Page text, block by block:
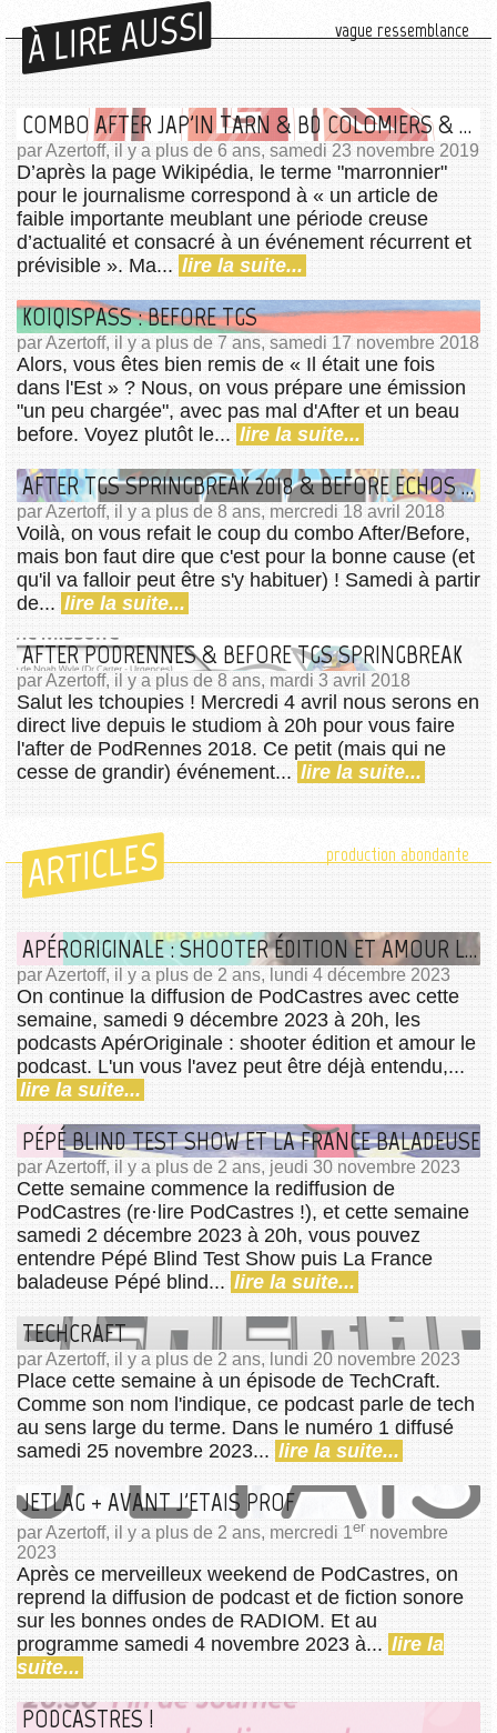
À LIRE AUSSI vague ressemblance
COMBO AFTER JAP'IN TARN & BD COLOMIERS & BEFORE TGS
par Azertoff, il y a plus de 6 ans, samedi 23 novembre 2019
D’après la page Wikipédia, le terme "marronnier"
pour le journalisme correspond à « un article de
faible importante meublant une période creuse
d’actualité et consacré à un événement récurrent et
prévisible ». Ma... lire la suite...
KOIQISPASS : BEFORE TGS
par Azertoff, il y a plus de 7 ans, samedi 17 novembre 2018
Alors, vous êtes bien remis de « Il était une fois
dans l'Est » ? Nous, on vous prépare une émission
"un peu chargée", avec pas mal d'After et un beau
before. Voyez plutôt le... lire la suite...
AFTER TGS SPRINGBREAK 2018 & BEFORE ECHOS & MERVEILLES 2018
par Azertoff, il y a plus de 8 ans, mercredi 18 avril 2018
Voilà, on vous refait le coup du combo After/Before,
mais bon faut dire que c'est pour la bonne cause (et
qu'il va falloir peut être s'y habituer) ! Samedi à partir
de... lire la suite...
AFTER PODRENNES & BEFORE TGS SPRINGBREAK
par Azertoff, il y a plus de 8 ans, mardi 3 avril 2018
Salut les tchoupies ! Mercredi 4 avril nous serons en
direct live depuis le studiom à 20h pour vous faire
l'after de PodRennes 2018. Ce petit (mais qui ne
cesse de grandir) événement... lire la suite...
ARTICLES production abondante
APÉRORIGINALE : SHOOTER ÉDITION ET AMOUR LE PODCAST
par Azertoff, il y a plus de 2 ans, lundi 4 décembre 2023
On continue la diffusion de PodCastres avec cette
semaine, samedi 9 décembre 2023 à 20h, les
podcasts ApérOriginale : shooter édition et amour le
podcast. L'un vous l'avez peut être déjà entendu,...
lire la suite...
PÉPÉ BLIND TEST SHOW ET LA FRANCE BALADEUSE
par Azertoff, il y a plus de 2 ans, jeudi 30 novembre 2023
Cette semaine commence la rediffusion de
PodCastres (re·lire PodCastres !), et cette semaine
samedi 2 décembre 2023 à 20h, vous pouvez
entendre Pépé Blind Test Show puis La France
baladeuse Pépé blind... lire la suite...
TECHCRAFT
par Azertoff, il y a plus de 2 ans, lundi 20 novembre 2023
Place cette semaine à un épisode de TechCraft.
Comme son nom l'indique, ce podcast parle de tech
au sens large du terme. Dans le numéro 1 diffusé
samedi 25 novembre 2023... lire la suite...
JETLAG + AVANT J'ETAIS PROF
par Azertoff, il y a plus de 2 ans, mercredi 1er novembre
2023
Après ce merveilleux weekend de PodCastres, on
reprend la diffusion de podcast et de fiction sonore
sur les bonnes ondes de RADIOM. Et au
programme samedi 4 novembre 2023 à... lire la
suite...
PODCASTRES !